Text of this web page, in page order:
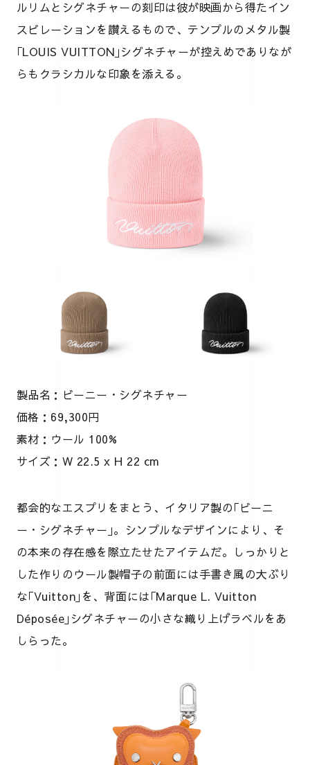
ルリムとシグネチャーの刻印は彼が映画から得たイン
スピレーションを讃えるもので、テンプルのメタル製
｢LOUIS VUITTON｣シグネチャーが控えめでありなが
らもクラシカルな印象を添える。
製品名：ビーニー・シグネチャー
価格：69,300円
素材：ウール 100%
サイズ：W 22.5 x H 22 cm
都会的なエスプリをまとう、イタリア製の｢ビーニ
ー・シグネチャー｣。シンプルなデザインにより、そ
の本来の存在感を際立たせたアイテムだ。しっかりと
した作りのウール製帽子の前面には手書き風の大ぶり
な｢Vuitton｣を、背面には｢Marque L. Vuitton
Déposée｣シグネチャーの小さな織り上げラベルをあ
しらった。